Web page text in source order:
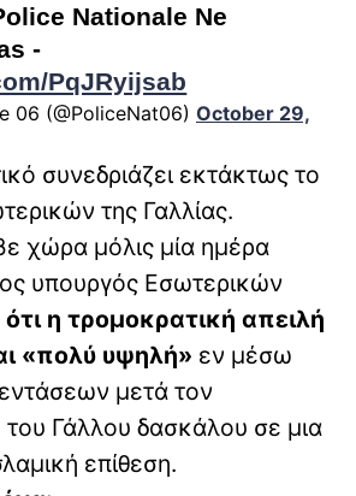
Nationale Ne
-
PqJRyijsab
06 (@PoliceNat06) October 29,
συνεδριάζει εκτάκτως το
της Γαλλίας.
χώρα μόλις μία ημέρα
υπουργός Εσωτερικών
ότι η τρομοκρατική απειλή
«πολύ υψηλή» εν μέσω
μετά τον
Γάλλου δασκάλου σε μια
επίθεση.